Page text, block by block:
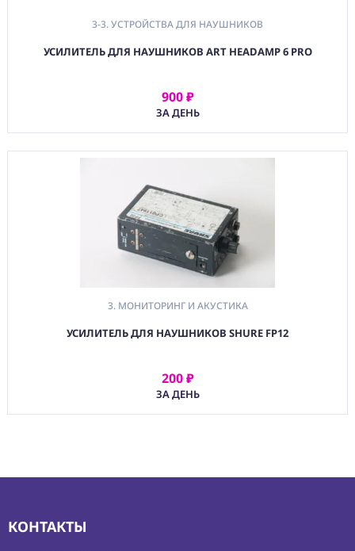
3-3. УСТРОЙСТВА ДЛЯ НАУШНИКОВ
УСИЛИТЕЛЬ ДЛЯ НАУШНИКОВ ART HEADAMP 6 PRO
900 ₽
ЗА ДЕНЬ
АРЕНДОВАТЬ
3. МОНИТОРИНГ И АКУСТИКА
УСИЛИТЕЛЬ ДЛЯ НАУШНИКОВ SHURE FP12
200 ₽
ЗА ДЕНЬ
АРЕНДОВАТЬ
КОНТАКТЫ